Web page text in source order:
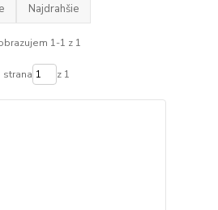
Najdrahšie
1-1 z 1
strana z 1